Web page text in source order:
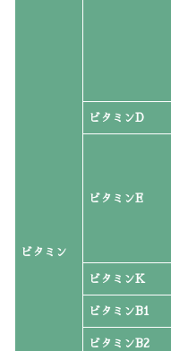
ビタミン
ビタミンD
ビタミンE
ビタミンK
ビタミンB1
ビタミンB2